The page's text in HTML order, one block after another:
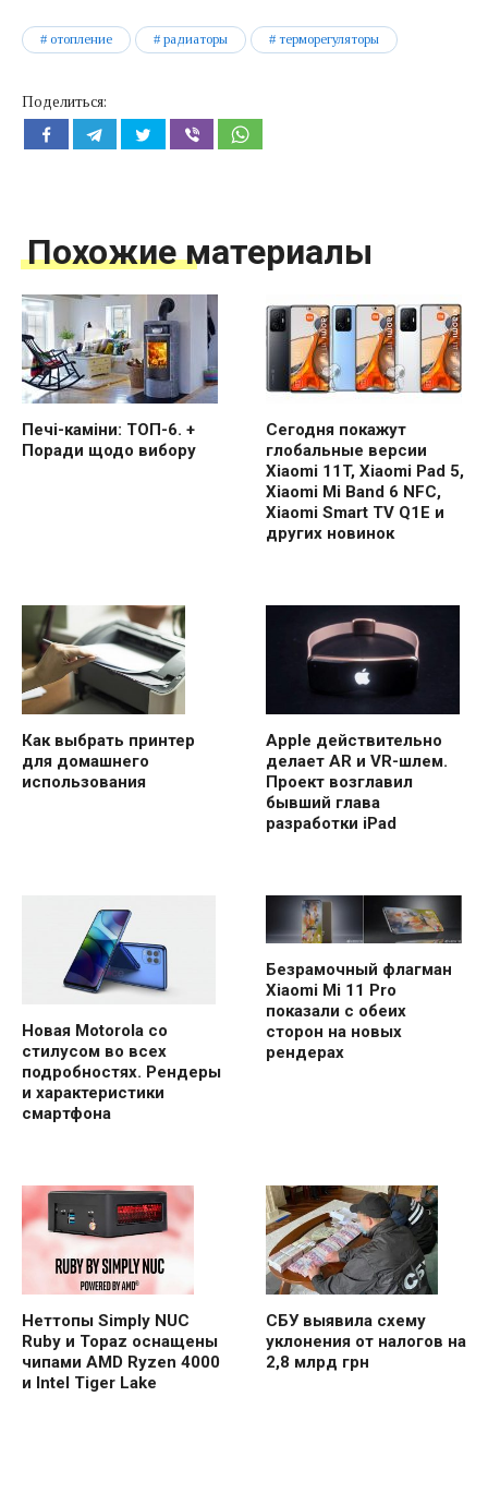
отопление радиаторы терморегуляторы
Поделиться:
Похожие материалы
Печі-каміни: ТОП-6. +
Поради щодо вибору
Сегодня покажут
глобальные версии
Xiaomi 11T, Xiaomi Pad 5,
Xiaomi Mi Band 6 NFC,
Xiaomi Smart TV Q1E и
других новинок
Как выбрать принтер
для домашнего
использования
Apple действительно
делает AR и VR-шлем.
Проект возглавил
бывший глава
разработки iPad
Новая Motorola со
стилусом во всех
подробностях. Рендеры
и характеристики
смартфона
Безрамочный флагман
Xiaomi Mi 11 Pro
показали с обеих
сторон на новых
рендерах
Неттопы Simply NUC
Ruby и Topaz оснащены
чипами AMD Ryzen 4000
и Intel Tiger Lake
СБУ выявила схему
уклонения от налогов на
2,8 млрд грн